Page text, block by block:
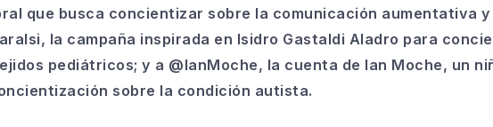
que busca concientizar sobre la comunicación aumentativa
, la campaña inspirada en Isidro Gastaldi Aladro para
pediátricos; y a @IanMoche, la cuenta de Ian Moche, un
sobre la condición autista.